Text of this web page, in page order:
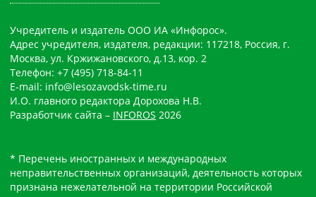
Учредитель и издатель ООО ИА «Инфорос».
Адрес учредителя, издателя, редакции: 117218, Россия, г.
Москва, ул. Кржижановского, д.13, кор. 2
Телефон: +7 (495) 718-84-11
E-mail: info@lesozavodsk-time.ru
И.О. главного редактора Дорохова Н.В.
Разработчик сайта – INFOROS 2026
* Перечень иностранных и международных
неправительственных организаций, деятельность которых
признана нежелательной на территории Российской